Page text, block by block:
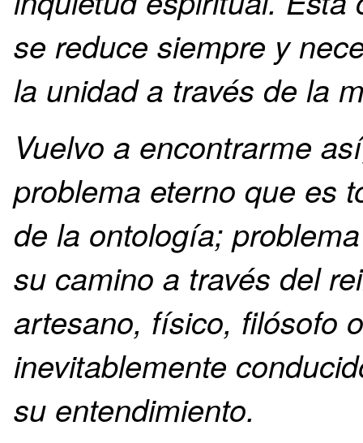
se reduce siempre y
la unidad a través de la
Vuelvo a encontrarme
problema eterno que es
de la ontología;
su camino a través del
artesano, físico, filósofo
inevitablemente
su entendimiento.